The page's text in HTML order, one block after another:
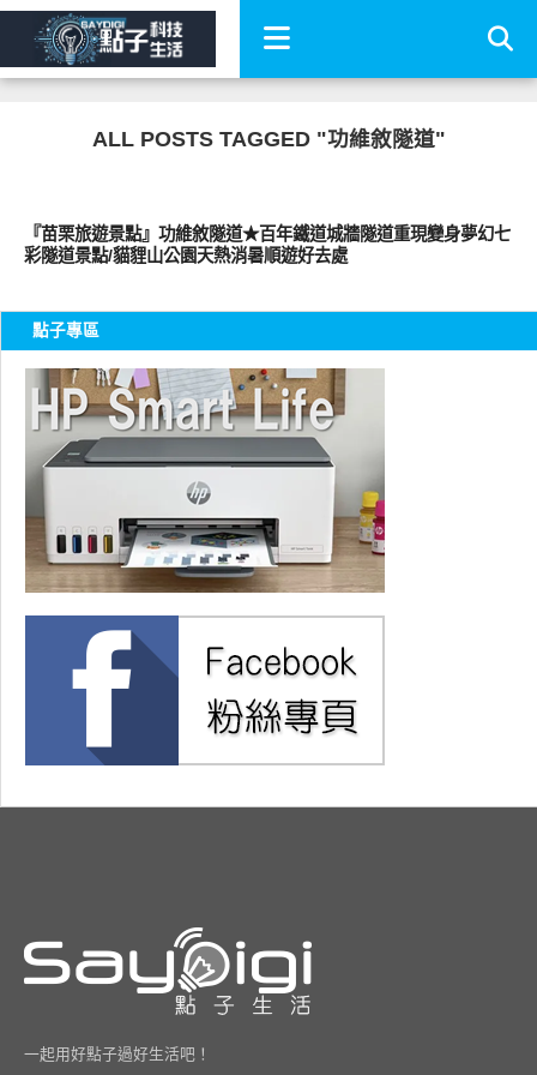
ALL POSTS TAGGED "功維敘隧道"
『苗栗旅遊景點』功維敘隧道★百年鐵道城牆隧道重現變身夢幻七
彩隧道景點/貓貍山公園天熱消暑順遊好去處
點子專區
一起用好點子過好生活吧！